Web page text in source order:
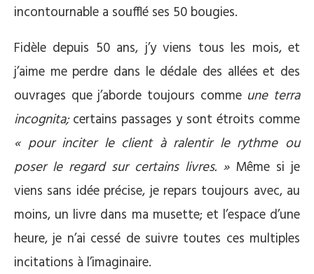
incontournable a soufflé ses 50 bougies.
Fidèle depuis 50 ans, j’y viens tous les mois, et
j’aime me perdre dans le dédale des allées et des
ouvrages que j’aborde toujours comme une terra
incognita;certains passages y sont étroits comme
« pour inciter le client à ralentir le rythme ou
poser le regard sur certains livres. »Même si je
viens sans idée précise, je repars toujours avec, au
moins, un livre dans ma musette; et l’espace d’une
heure, je n’ai cessé de suivre toutes ces multiples
incitations à l’imaginaire.